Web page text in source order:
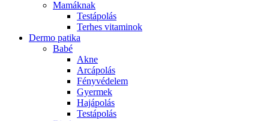
Mamáknak
Testápolás
Terhes vitaminok
Dermo patika
Babé
Akne
Arcápolás
Fényvédelem
Gyermek
Hajápolás
Testápolás